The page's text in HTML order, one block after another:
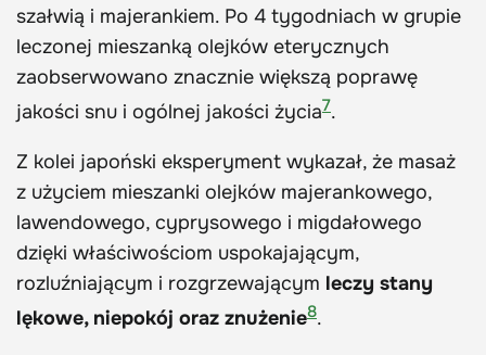
szałwią i majerankiem. Po 4 tygodniach w grupie
leczonej mieszanką olejków eterycznych
zaobserwowano znacznie większą poprawę
jakości snu i ogólnej jakości życia7.
Z kolei japoński eksperyment wykazał, że masaż
z użyciem mieszanki olejków majerankowego,
lawendowego, cyprysowego i migdałowego
dzięki właściwościom uspokajającym,
rozluźniającym i rozgrzewającym leczy stany
lękowe, niepokój oraz znużenie8.